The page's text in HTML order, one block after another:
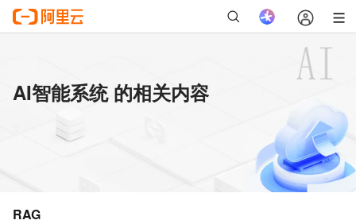
AI智能系统 的相关内容
RAG